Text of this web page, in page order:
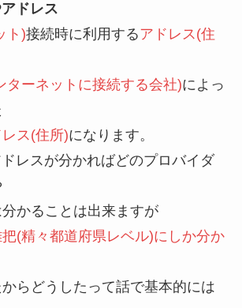
ドレス
ト)接続時に利用するアドレス(住
ターネットに接続する会社)によっ
ス(住所)になります。
レスが分かればどのプロバイダ
かることは出来ますが
(精々都道府県レベル)にしか分か
らどうしたって話で基本的には